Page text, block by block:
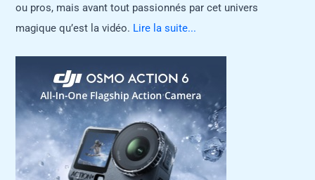
ou pros, mais avant tout passionnés par cet univers
magique qu’est la vidéo. Lire la suite...